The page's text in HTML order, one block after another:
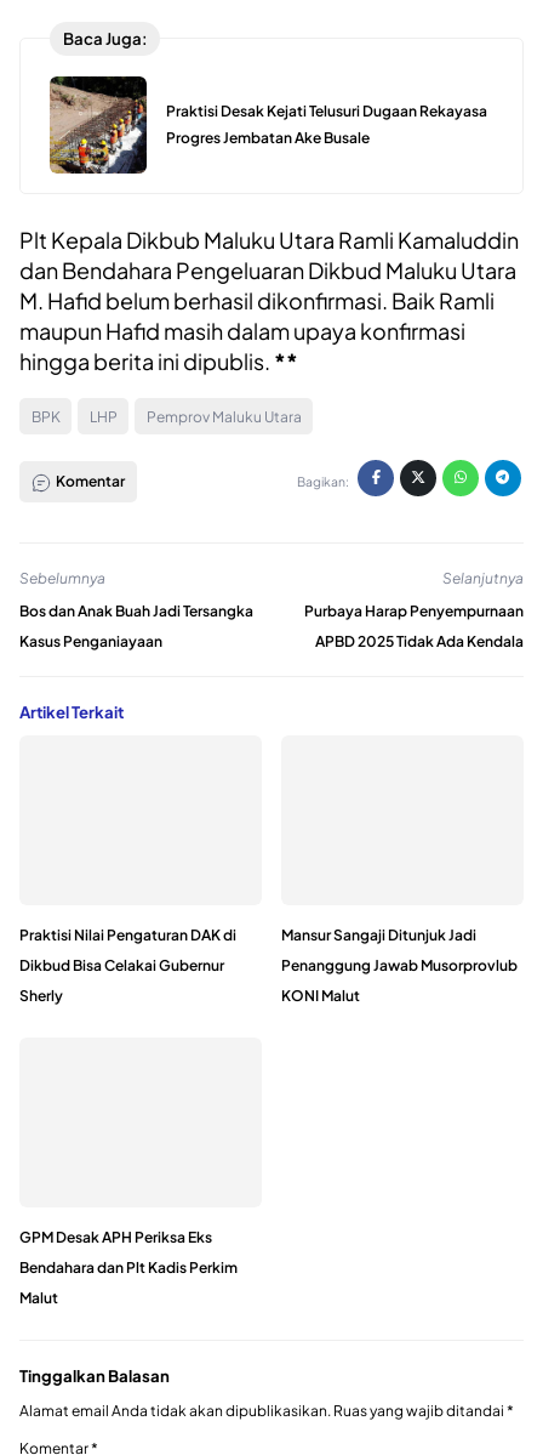
Baca Juga:
Praktisi Desak Kejati Telusuri Dugaan Rekayasa
Progres Jembatan Ake Busale
Plt Kepala Dikbub Maluku Utara Ramli Kamaluddin
dan Bendahara Pengeluaran Dikbud Maluku Utara
M. Hafid belum berhasil dikonfirmasi. Baik Ramli
maupun Hafid masih dalam upaya konfirmasi
hingga berita ini dipublis. **
BPK LHP Pemprov Maluku Utara
Komentar Bagikan:
Sebelumnya
Bos dan Anak Buah Jadi Tersangka
Kasus Penganiayaan
Selanjutnya
Purbaya Harap Penyempurnaan
APBD 2025 Tidak Ada Kendala
Artikel Terkait
Praktisi Nilai Pengaturan DAK di
Dikbud Bisa Celakai Gubernur
Sherly
Mansur Sangaji Ditunjuk Jadi
Penanggung Jawab Musorprovlub
KONI Malut
GPM Desak APH Periksa Eks
Bendahara dan Plt Kadis Perkim
Malut
Tinggalkan Balasan
Alamat email Anda tidak akan dipublikasikan. Ruas yang wajib ditandai *
Komentar*